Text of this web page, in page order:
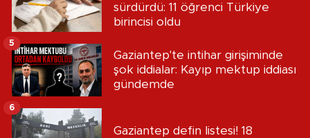
sürdürdü: 11 öğrenci Türkiye
birincisi oldu
Gaziantep'te intihar girişiminde
şok iddialar: Kayıp mektup iddiası
gündemde
5
Gaziantep defin listesi! 18
6